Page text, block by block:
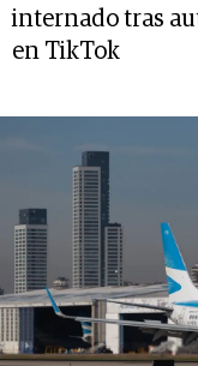
internado tras
en TikTok